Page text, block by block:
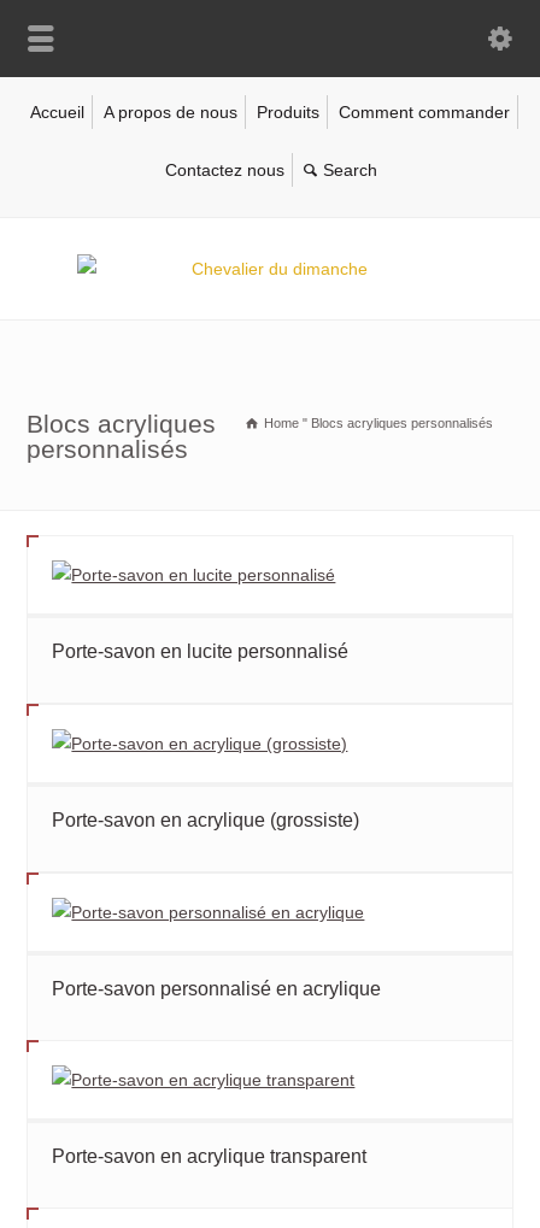
Accueil A propos de nous Produits Comment commander
Contactez nous
Blocs acryliques
personnalisés
Home " Blocs acryliques personnalisés
Porte-savon en lucite personnalisé
Porte-savon en acrylique (grossiste)
Porte-savon personnalisé en acrylique
Porte-savon en acrylique transparent